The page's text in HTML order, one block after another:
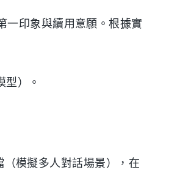
一印象與續用意願。根據實
）。
模擬多人對話場景），在